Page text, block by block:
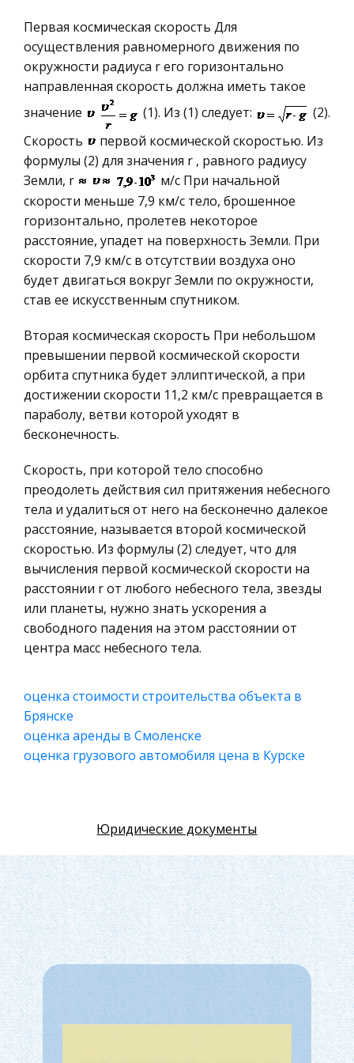
География, Экономическая география
Литература, Лингвистика
Техника
Бухгалтерский учет
Налоговое право
Экологическое право
Физика
Теория государства и права
Компьютерные сети
Философия
Программирование, Базы данных
Конституционное (государственное) право
России
Ценные бумаги
Гражданское право
История государства и права зарубежных
стран
Транспорт
Банковское дело и кредитование
Здоровье
Биржевое дело
Биология
моделирование
Российское предпринимательское право
Искусство
Геология
Религия
Уголовный процесс
Таможенное право
Международное частное право
Архитектура
Политология, Политистория
Материаловедение
Компьютеры, Программирование
Способы предварительной подготовки топлива
и исходных материалов, применяемых в
доменном производстве для получение чугуна
Поэтому для доменной плавки применяют
твердое топливо – кокс. Подготовка руд к
доменной плавке. Производительность
доменной печи, расход кокса и качество
получаемого чугуна зависят от состава исходн
Пугачев Емельян
Приговор прибыл для исполнения 1 июня 1773
года, но Емельян Иванович имел на свое
будущее собственные планы и за три дня до
прибытия указа отбыл их реализовывать, т.е.
бежал (в шестой раз!!!) из казан
Приём на работу новых сотрудников
Поэтому подбор и оценка персонала — очень
важная функция работы любого руководителя.
Ошибки в этом деле могут обойтись очень
квалификацию, преданность фирме
Качество стали
Содержание серы в сталях допускается не более
0.06%. Фосфор попадает в сталь главным
образом также с исходным чугуном,
используемым также для выплавки стали. До
1.2% фосфор растворяется в феррите, уме
Первая космическая скорость Для
осуществления равномерного движения по
окружности радиуса r его горизонтально
направленная скорость должна иметь такое
значение
(1). Из (1) следует:
(2).
Скорость
первой космической скоростью. Из
формулы (2) для значения r , равного радиусу
Земли, r
м/с При начальной
скорости меньше 7,9 км/с тело, брошенное
горизонтально, пролетев некоторое
расстояние, упадет на поверхность Земли. При
скорости 7,9 км/с в отсутствии воздуха оно
будет двигаться вокруг Земли по окружности,
став ее искусственным спутником.
Вторая космическая скорость При небольшом
превышении первой космической скорости
орбита спутника будет эллиптической, а при
достижении скорости 11,2 км/с превращается в
параболу, ветви которой уходят в
бесконечность.
Скорость, при которой тело способно
преодолеть действия сил притяжения небесного
тела и удалиться от него на бесконечно далекое
расстояние, называется второй космической
скоростью. Из формулы (2) следует, что для
вычисления первой космической скорости на
расстоянии r от любого небесного тела, звезды
или планеты, нужно знать ускорения a
свободного падения на этом расстоянии от
центра масс небесного тела.
оценка стоимости строительства объекта в
Брянске
оценка аренды в Смоленске
оценка грузового автомобиля цена в Курске
Юридические документы